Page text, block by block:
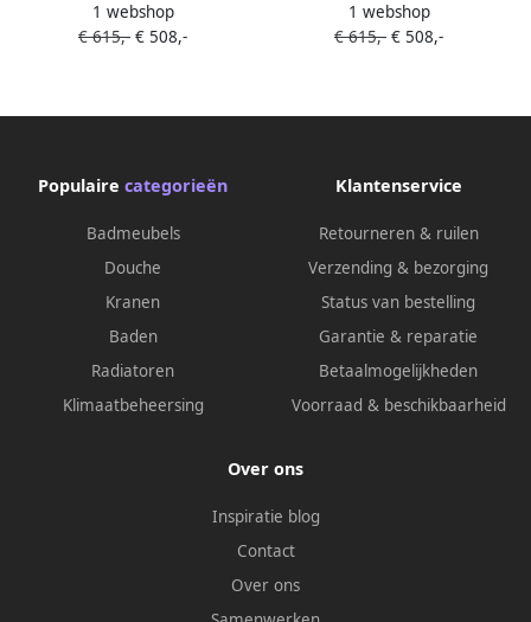
30x18x8cm ovaal opbouw
Solid Surface linen | talc
1 webshop
€ 615,- € 508,-
30x18x8cm ovaal opbouw
Solid Surface smoke | talc
1 webshop
€ 615,- € 508,-
Populaire categorieën
Badmeubels
Douche
Kranen
Baden
Radiatoren
Klimaatbeheersing
Klantenservice
Retourneren & ruilen
Verzending & bezorging
Status van bestelling
Garantie & reparatie
Betaalmogelijkheden
Voorraad & beschikbaarheid
Over ons
Inspiratie blog
Contact
Over ons